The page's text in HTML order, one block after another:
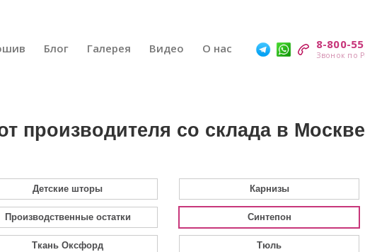
8-800-
Блог Галерея Видео О нас
производителя со склада в
Детские шторы Карнизы
Производственные остатки Синтепон
Ткань Оксфорд Тюль